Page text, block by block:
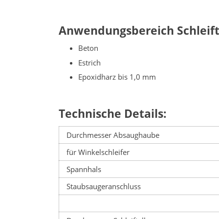
Anwendungsbereich
Beton
Estrich
Epoxidharz bis 1,0 mm
Technische Details:
Durchmesser Absaughaube
für Winkelschleifer
Spannhals
Staubsaugeranschluss